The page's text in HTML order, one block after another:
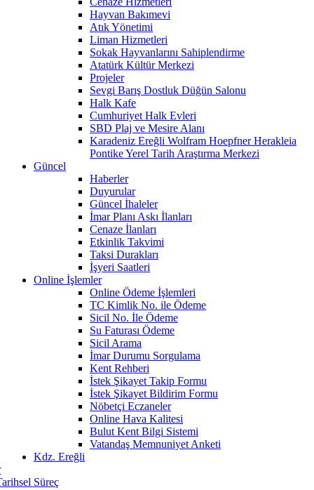
Hayvan Bakımevi
Atık Yönetimi
Liman Hizmetleri
Sokak Hayvanlarını Sahiplendirme
Atatürk Kültür Merkezi
Projeler
Sevgi Barış Dostluk Düğün Salonu
Halk Kafe
Cumhuriyet Halk Evleri
SBD Plaj ve Mesire Alanı
Karadeniz Ereğli Wolfram Hoepfner Herakleia
Pontike Yerel Tarih Araştırma Merkezi
Güncel
Haberler
Duyurular
Güncel İhaleler
İmar Planı Askı İlanları
Cenaze İlanları
Etkinlik Takvimi
Taksi Durakları
İşyeri Saatleri
Online İşlemler
Online Ödeme İşlemleri
TC Kimlik No. ile Ödeme
Sicil No. İle Ödeme
Su Faturası Ödeme
Sicil Arama
İmar Durumu Sorgulama
Kent Rehberi
İstek Şikayet Takip Formu
İstek Şikayet Bildirim Formu
Nöbetçi Eczaneler
Online Hava Kalitesi
Bulut Kent Bilgi Sistemi
Vatandaş Memnuniyet Anketi
Kdz. Ereğli
Süreç